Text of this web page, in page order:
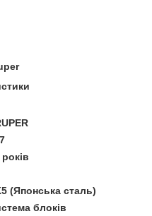
років
(Японська сталь)
блоків